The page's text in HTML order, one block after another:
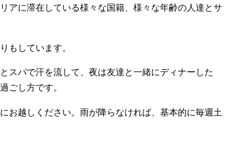
アに滞在している様々な国籍、様々な年齢の人達とサ
もしています。
スパで汗を流して、夜は友達と一緒にディナーした
ごし方です。
お越しください。雨が降らなければ、基本的に毎週土